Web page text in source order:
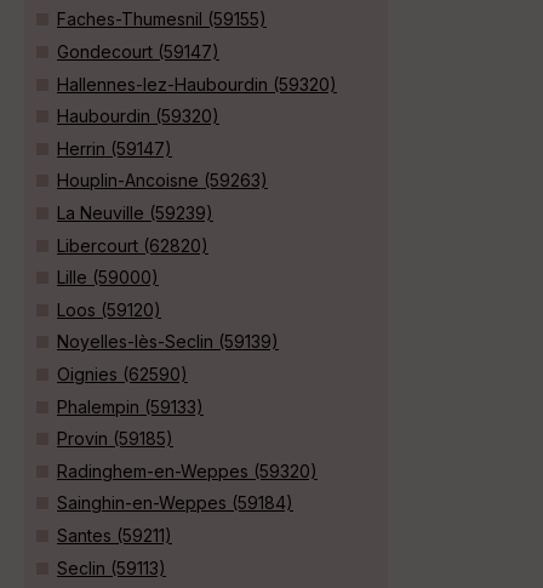
Faches-Thumesnil (59155)
Gondecourt (59147)
Hallennes-lez-Haubourdin (59320)
Haubourdin (59320)
Herrin (59147)
Houplin-Ancoisne (59263)
La Neuville (59239)
Libercourt (62820)
Lille (59000)
Loos (59120)
Noyelles-lès-Seclin (59139)
Oignies (62590)
Phalempin (59133)
Provin (59185)
Radinghem-en-Weppes (59320)
Sainghin-en-Weppes (59184)
Santes (59211)
Seclin (59113)